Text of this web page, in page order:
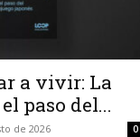
a vivir: La
paso del...
de 2026 0